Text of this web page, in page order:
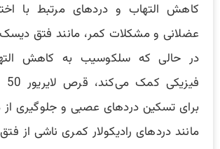
کاهش التهاب و دردهای مرتبط با
عضلانی و مشکلات کمر، مانند فتق
در حالی که سلکوسیب به کاهش
برای تسکین دردهای عصبی و جلوگیری
مانند دردهای رادیکولار کمری ناشی از